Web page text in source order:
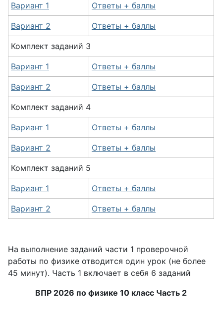
Вариант 1 Ответы + баллы
Вариант 2 Ответы + баллы
Комплект заданий 3
Вариант 1 Ответы + баллы
Вариант 2 Ответы + баллы
Комплект заданий 4
Вариант 1 Ответы + баллы
Вариант 2 Ответы + баллы
Комплект заданий 5
Вариант 1 Ответы + баллы
Вариант 2 Ответы + баллы
На выполнение заданий части 1 проверочной
работы по физике отводится один урок (не более
45 минут). Часть 1 включает в себя 6 заданий
ВПР 2026 по физике 10 класс Часть 2